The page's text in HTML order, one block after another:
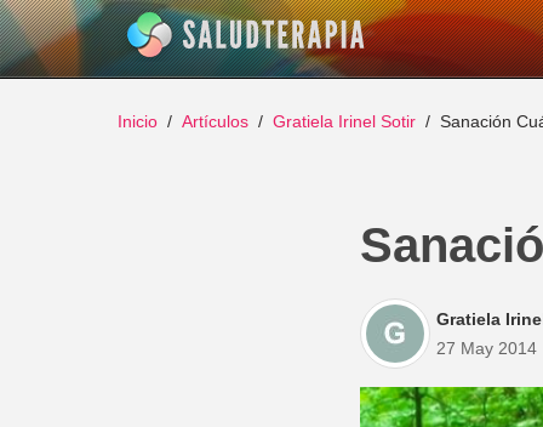
Inicio Artículos Gratiela Irinel Sotir Sanación
Gratiela
27 May 2014